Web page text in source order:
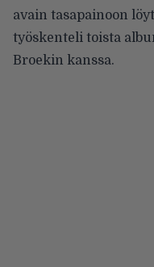
avain tasapainoon
työskenteli toista
Broekin kanssa.